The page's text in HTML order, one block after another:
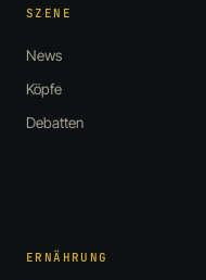
SZENE
News
Köpfe
Debatten
ERNÄHRUNG